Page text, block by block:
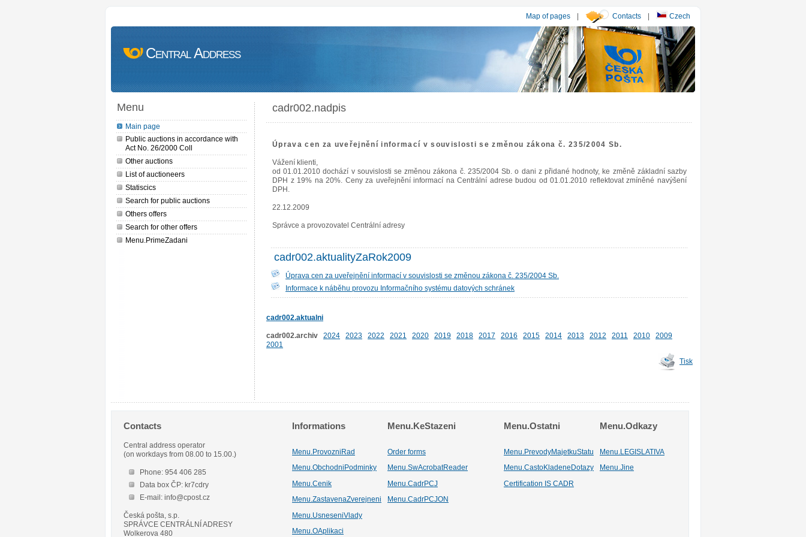
Map of pages | Contacts | Czech
Central Address
Menu
Main page
Public auctions in accordance with
Act No. 26/2000 Coll
Other auctions
List of auctioneers
Statiscics
Search for public auctions
Others offers
Search for other offers
Menu.PrimeZadani
cadr002.nadpis
Úprava cen za uveřejnění informací v souvislosti se změnou zákona č. 235/2004 Sb.
Vážení klienti,
od 01.01.2010 dochází v souvislosti se změnou zákona č. 235/2004 Sb. o dani z přidané hodnoty, ke změně základní sazby
DPH z 19% na 20%. Ceny za uveřejnění informací na Centrální adrese budou od 01.01.2010 reflektovat zmíněné navýšení
DPH.
22.12.2009
Správce a provozovatel Centrální adresy
cadr002.aktualityZaRok2009
Úprava cen za uveřejnění informací v souvislosti se změnou zákona č. 235/2004 Sb.
Informace k náběhu provozu Informačního systému datových schránek
cadr002.aktualni
cadr002.archiv 2024 2023 2022 2021 2020 2019 2018 2017 2016 2015 2014 2013 2012 2011 2010
2009
2001
Tisk
Contacts
Central address operator
(on workdays from 08.00 to 15.00.)
Phone: 954 406 285
Data box ČP: kr7cdry
E-mail: info@cpost.cz
Česká pošta, s.p.
SPRÁVCE CENTRÁLNÍ ADRESY
Wolkerova 480
Informations Menu.KeStazeni Menu.Ostatni Menu.Odkazy
Menu.ProvozniRad Order forms Menu.PrevodyMajetkuStatu
Menu.LEGISLATIVA
Menu.ObchodniPodminky
Menu.SwAcrobatReader Menu.CastoKladeneDotazy Menu.Jine
Menu.Cenik Menu.CadrPCJ
Certification IS CADR
Menu.ZastavenaZverejneni
Menu.CadrPCJON
Menu.UsneseniVlady
Menu.OAplikaci